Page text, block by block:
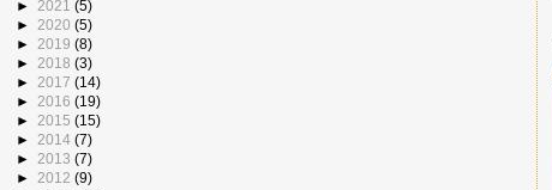
► 2020 (5)
► 2019 (8)
► 2018 (3)
► 2017 (14)
► 2016 (19)
► 2015 (15)
► 2014 (7)
► 2013 (7)
► 2012 (9)
► 2011 (64)